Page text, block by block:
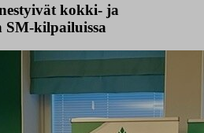
kokki- ja
kilpailuissa